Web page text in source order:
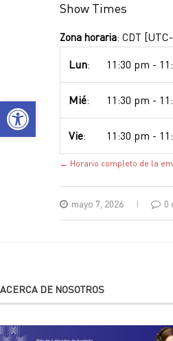
Abrir barra de herramientas
Show Times
Zona horaria: CDT
Lun: 11:30 pm -
Mié: 11:30 pm -
Vie: 11:30 pm -
← Horario completo de la
mayo 7, 2026 0
ACERCA DE NOSOTROS